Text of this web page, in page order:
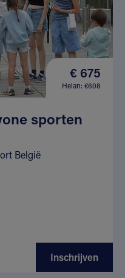
€ 675
Helan: €608
sporten
België
Inschrijven